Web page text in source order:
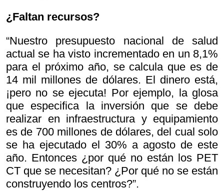
¿Faltan recursos?
“Nuestro presupuesto nacional de salud
actual se ha visto incrementado en un 8,1%
para el próximo año, se calcula que es de
14 mil millones de dólares. El dinero está,
¡pero no se ejecuta! Por ejemplo, la glosa
que especifica la inversión que se debe
realizar en infraestructura y equipamiento
es de 700 millones de dólares, del cual solo
se ha ejecutado el 30% a agosto de este
año. Entonces ¿por qué no están los PET
CT que se necesitan? ¿Por qué no se están
construyendo los centros?”.